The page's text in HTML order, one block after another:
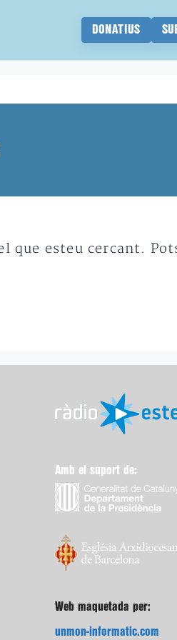
DONATIUS
que esteu cercant.
Amb el suport de:
Web maquetada per:
unmon-informatic.com